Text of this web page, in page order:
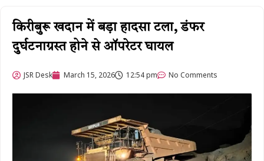
किरीबुरू खदान में बड़ा हादसा टला, डंफर
दुर्घटनाग्रस्त होने से ऑपरेटर घायल
JSR Desk March 15, 2026 12:54 pm No Comments